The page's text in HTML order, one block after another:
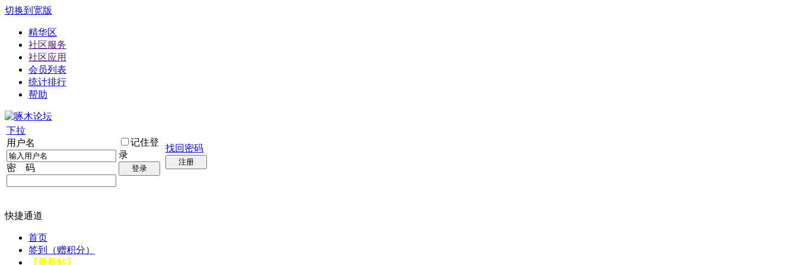
切换到宽版
精华区
社区服务
社区应用
会员列表
统计排行
帮助
下拉
用户名
密 码
记住登
录
登录
找回密码
注册
快捷通道
首页
签到（赠积分）
【最新帖】